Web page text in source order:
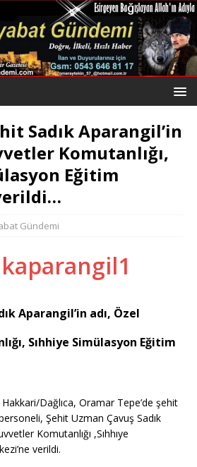
Sadık Aparangil’in
Komutanlığı,
Eğitim
Gündemi
Aparangil’in adı, Özel
Sıhhiye Simülasyon Eğitim
Dağlıca, Oramar Tepe’de şehit
Şehit Uzman Çavuş Sadık
Komutanlığı ,Sıhhıye
verildi.